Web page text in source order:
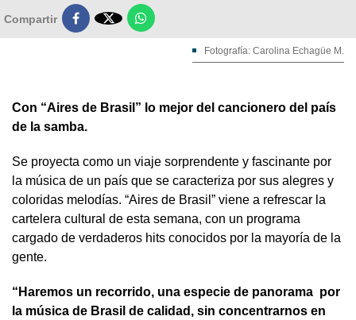
Compartir 
Fotografía: Carolina Echagüe M.
Con “Aires de Brasil” lo mejor del cancionero del país
de la samba.
Se proyecta como un viaje sorprendente y fascinante por
la música de un país que se caracteriza por sus alegres y
coloridas melodías. “Aires de Brasil” viene a refrescar la
cartelera cultural de esta semana, con un programa
cargado de verdaderos hits conocidos por la mayoría de la
gente.
“Haremos un recorrido, una especie de panorama por
la música de Brasil de calidad, sin concentrarnos en